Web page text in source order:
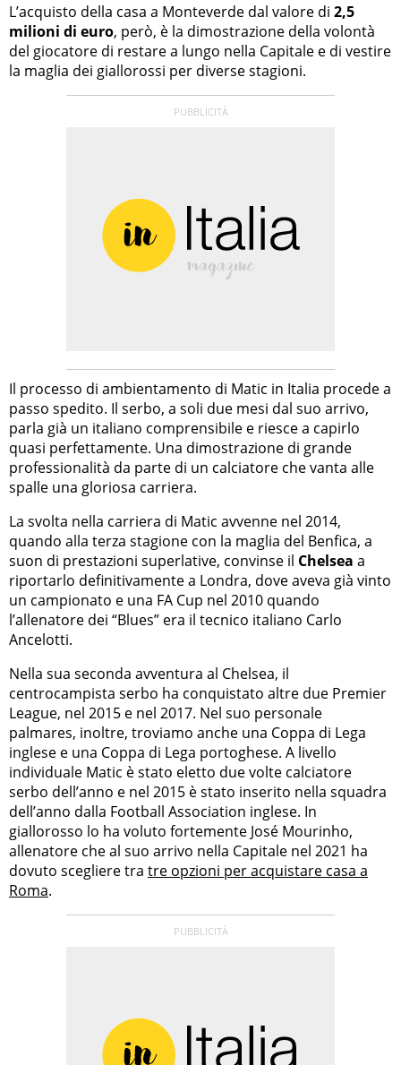
L’acquisto della casa a Monteverde dal valore di 2,5
milioni di euro, però, è la dimostrazione della volontà
del giocatore di restare a lungo nella Capitale e di vestire
la maglia dei giallorossi per diverse stagioni.
Il processo di ambientamento di Matic in Italia procede a
passo spedito. Il serbo, a soli due mesi dal suo arrivo,
parla già un italiano comprensibile e riesce a capirlo
quasi perfettamente. Una dimostrazione di grande
professionalità da parte di un calciatore che vanta alle
spalle una gloriosa carriera.
La svolta nella carriera di Matic avvenne nel 2014,
quando alla terza stagione con la maglia del Benfica, a
suon di prestazioni superlative, convinse il Chelsea a
riportarlo definitivamente a Londra, dove aveva già vinto
un campionato e una FA Cup nel 2010 quando
l’allenatore dei “Blues” era il tecnico italiano Carlo
Ancelotti.
Nella sua seconda avventura al Chelsea, il
centrocampista serbo ha conquistato altre due Premier
League, nel 2015 e nel 2017. Nel suo personale
palmares, inoltre, troviamo anche una Coppa di Lega
inglese e una Coppa di Lega portoghese. A livello
individuale Matic è stato eletto due volte calciatore
serbo dell’anno e nel 2015 è stato inserito nella squadra
dell’anno dalla Football Association inglese. In
giallorosso lo ha voluto fortemente José Mourinho,
allenatore che al suo arrivo nella Capitale nel 2021 ha
dovuto scegliere tra tre opzioni per acquistare casa a
Roma.